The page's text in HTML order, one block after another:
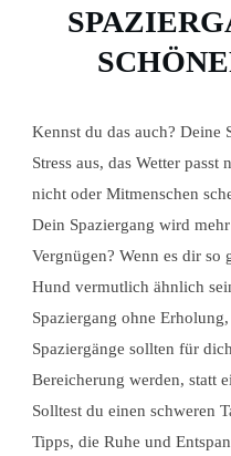
Kennst du das auch? Deine
Stress aus, das Wetter
nicht oder Mitmenschen
Dein Spaziergang wird
Vergnügen? Wenn es dir so
Hund vermutlich ähnlich
Spaziergang ohne
Spaziergänge sollten für
Bereicherung werden, statt
Solltest du einen schweren
Tipps, die Ruhe und